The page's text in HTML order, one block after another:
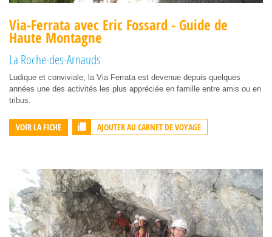
Via-Ferrata avec Eric Fossard - Guide de
Haute Montagne
La Roche-des-Arnauds
Ludique et conviviale, la Via Ferrata est devenue depuis quelques
années une des activités les plus appréciée en famille entre amis ou en
tribus.
VOIR LA FICHE AJOUTER AU CARNET DE VOYAGE